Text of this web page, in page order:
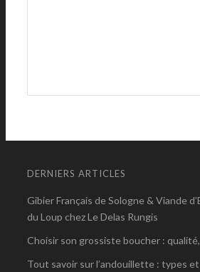
DERNIERS ARTICLES
Gibier Français de Sologne & Viande
du Loup chez Le Delas Rungis
Choisir son grossiste boucher :
Tout savoir sur l’andouillette : types